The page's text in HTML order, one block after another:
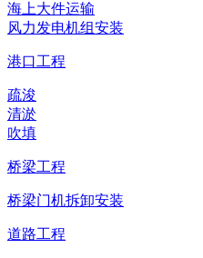
海上大件运输
风力发电机组安装
港口工程
疏浚
清淤
吹填
桥梁工程
桥梁门机拆卸安装
道路工程